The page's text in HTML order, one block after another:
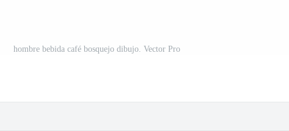
hombre bebida café bosquejo dibujo. Vector Pro